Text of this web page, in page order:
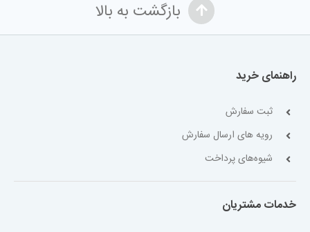
بازگشت به بالا
راهنمای خرید
ثبت سفارش
رویه های ارسال سفارش
شیوه‌های پرداخت
خدمات مشتریان